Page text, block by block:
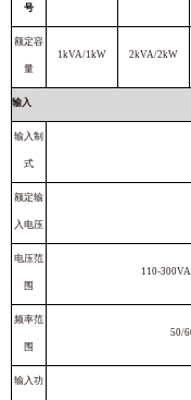
号
额定容
量
1kVA/1kW 2kVA/2kW
输入
输入制
式
额定输
入电压
电压范
围
110-
频率范
围
50/
输入功